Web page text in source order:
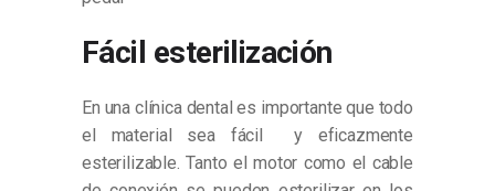
Fácil esterilización
En una clínica dental es importante que todo
el material sea fácil y eficazmente
esterilizable. Tanto el motor como el cable